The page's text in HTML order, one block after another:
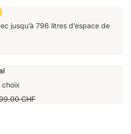
CHF
jusqu’à 796 litres d’espace de
choix
CHF